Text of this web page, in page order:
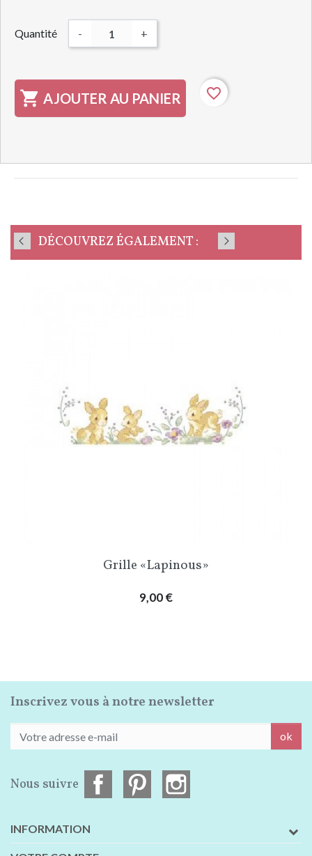
Quantité - +
 AJOUTER AU PANIER favorite_border
DÉCOUVREZ ÉGALEMENT :
Grille «Lapinous»
Prix
9,00 €
Inscrivez vous à notre newsletter
ok
Nous suivre
INFORMATION